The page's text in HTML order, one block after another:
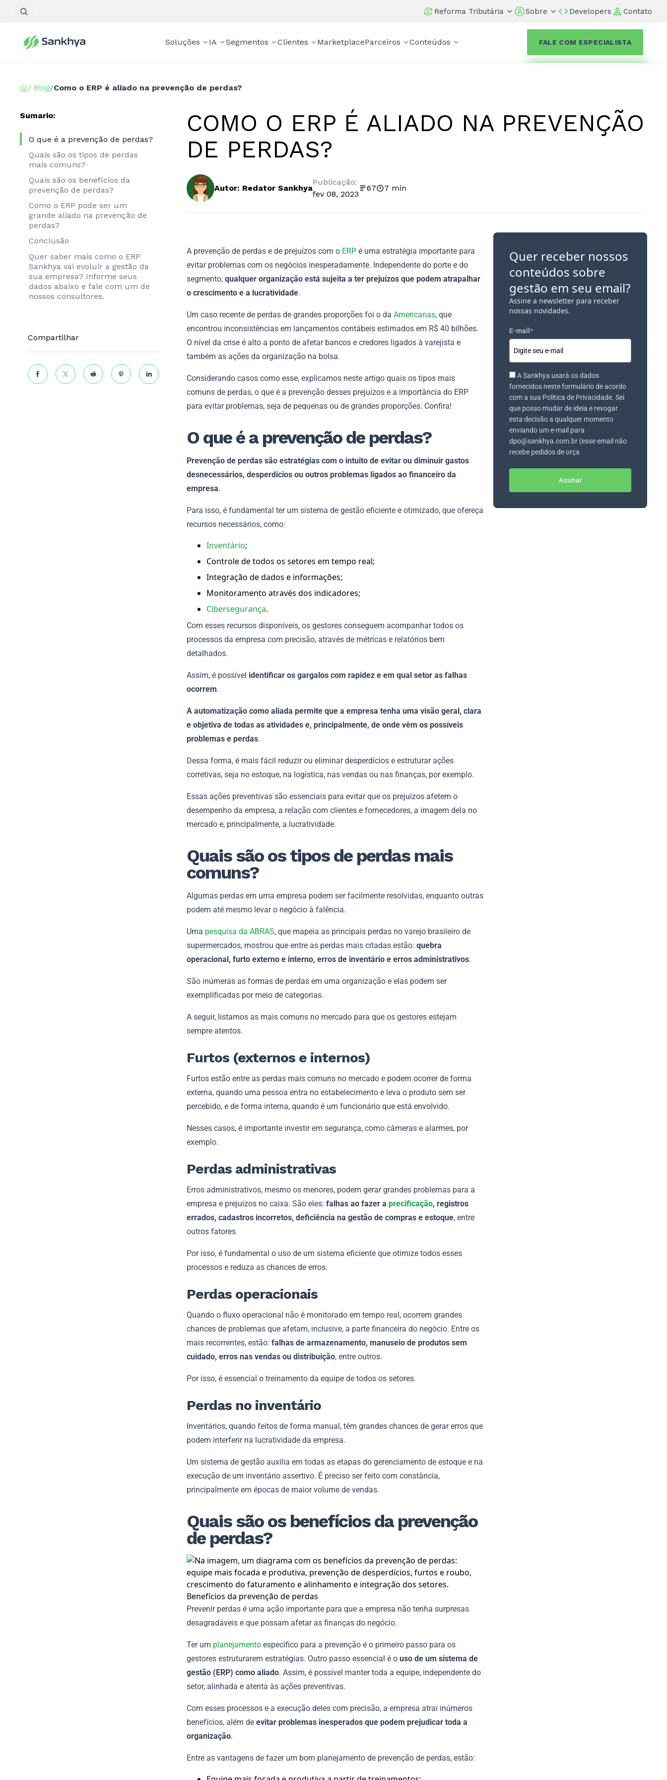
Reforma Tributária Sobre Developers Contato
Soluções IA Segmentos Clientes MarketplaceParceiros Conteúdos FALE COM ESPECIALISTA
/ Blog/Como o ERP é aliado na prevenção de perdas?
Sumario:
O que é a prevenção de perdas?
Quais são os tipos de perdas
mais comuns?
Quais são os benefícios da
prevenção de perdas?
Como o ERP pode ser um
grande aliado na prevenção de
perdas?
Conclusão
Quer saber mais como o ERP
Sankhya vai evoluir a gestão da
sua empresa? Informe seus
dados abaixo e fale com um de
nossos consultores.
Compartilhar
COMO O ERP É ALIADO NA PREVENÇÃO
DE PERDAS?
Autor: Redator Sankhya
Publicação:
fev 08, 2023
67 7 min
A prevenção de perdas e de prejuízos com o ERP é uma estratégia importante para
evitar problemas com os negócios inesperadamente. Independente do porte e do
segmento, qualquer organização está sujeita a ter prejuízos que podem atrapalhar
o crescimento e a lucratividade.
Um caso recente de perdas de grandes proporções foi o da Americanas, que
encontrou inconsistências em lançamentos contábeis estimados em R$ 40 bilhões.
O nível da crise é alto a ponto de afetar bancos e credores ligados à varejista e
também as ações da organização na bolsa.
Considerando casos como esse, explicamos neste artigo quais os tipos mais
comuns de perdas, o que é a prevenção desses prejuízos e a importância do ERP
para evitar problemas, seja de pequenas ou de grandes proporções. Confira!
O que é a prevenção de perdas?
Prevenção de perdas são estratégias com o intuito de evitar ou diminuir gastos
desnecessários, desperdícios ou outros problemas ligados ao financeiro da
empresa.
Para isso, é fundamental ter um sistema de gestão eficiente e otimizado, que ofereça
recursos necessários, como:
Inventário;
Controle de todos os setores em tempo real;
Integração de dados e informações;
Monitoramento através dos indicadores;
Cibersegurança.
Com esses recursos disponíveis, os gestores conseguem acompanhar todos os
processos da empresa com precisão, através de métricas e relatórios bem
detalhados.
Assim, é possível identificar os gargalos com rapidez e em qual setor as falhas
ocorrem.
A automatização como aliada permite que a empresa tenha uma visão geral, clara
e objetiva de todas as atividades e, principalmente, de onde vêm os possíveis
problemas e perdas.
Dessa forma, é mais fácil reduzir ou eliminar desperdícios e estruturar ações
corretivas, seja no estoque, na logística, nas vendas ou nas finanças, por exemplo.
Essas ações preventivas são essenciais para evitar que os prejuízos afetem o
desempenho da empresa, a relação com clientes e fornecedores, a imagem dela no
mercado e, principalmente, a lucratividade.
Quais são os tipos de perdas mais
comuns?
Algumas perdas em uma empresa podem ser facilmente resolvidas, enquanto outras
podem até mesmo levar o negócio à falência.
Uma pesquisa da ABRAS, que mapeia as principais perdas no varejo brasileiro de
supermercados, mostrou que entre as perdas mais citadas estão: quebra
operacional, furto externo e interno, erros de inventário e erros administrativos.
São inúmeras as formas de perdas em uma organização e elas podem ser
exemplificadas por meio de categorias.
A seguir, listamos as mais comuns no mercado para que os gestores estejam
sempre atentos.
Furtos (externos e internos)
Furtos estão entre as perdas mais comuns no mercado e podem ocorrer de forma
externa, quando uma pessoa entra no estabelecimento e leva o produto sem ser
percebido, e de forma interna, quando é um funcionário que está envolvido.
Nesses casos, é importante investir em segurança, como câmeras e alarmes, por
exemplo.
Perdas administrativas
Erros administrativos, mesmo os menores, podem gerar grandes problemas para a
empresa e prejuízos no caixa. São eles: falhas ao fazer a precificação, registros
errados, cadastros incorretos, deficiência na gestão de compras e estoque, entre
outros fatores
Por isso, é fundamental o uso de um sistema eficiente que otimize todos esses
processos e reduza as chances de erros.
Perdas operacionais
Quando o fluxo operacional não é monitorado em tempo real, ocorrem grandes
chances de problemas que afetam, inclusive, a parte financeira do negócio. Entre os
mais recorrentes, estão: falhas de armazenamento, manuseio de produtos sem
cuidado, erros nas vendas ou distribuição, entre outros.
Por isso, é essencial o treinamento da equipe de todos os setores.
Perdas no inventário
Inventários, quando feitos de forma manual, têm grandes chances de gerar erros que
podem interferir na lucratividade da empresa.
Um sistema de gestão auxilia em todas as etapas do gerenciamento de estoque e na
execução de um inventário assertivo. É preciso ser feito com constância,
principalmente em épocas de maior volume de vendas.
Quais são os benefícios da prevenção
de perdas?
Benefícios da prevenção de perdas
Prevenir perdas é uma ação importante para que a empresa não tenha surpresas
desagradáveis e que possam afetar as finanças do negócio.
Ter um planejamento específico para a prevenção é o primeiro passo para os
gestores estruturarem estratégias. Outro passo essencial é o uso de um sistema de
gestão (ERP) como aliado. Assim, é possível manter toda a equipe, independente do
setor, alinhada e atenta às ações preventivas.
Com esses processos e a execução deles com precisão, a empresa atrai inúmeros
benefícios, além de evitar problemas inesperados que podem prejudicar toda a
organização.
Entre as vantagens de fazer um bom planejamento de prevenção de perdas, estão:
Quer receber nossos
conteúdos sobre
gestão em seu email?
Assine a newsletter para receber
nossas novidades.
E-mail *
A Sankhya usará os dados
fornecidos neste formulário de acordo
com a sua Política de Privacidade. Sei
que posso mudar de ideia e revogar
esta decisão a qualquer momento
enviando um e-mail para
dpo@sankhya.com.br (esse email não
recebe pedidos de orça
Assinar